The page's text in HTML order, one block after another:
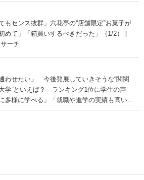
もセンス抜群」六花亭の“店舗限定”お菓子が
て」「箱買いするべきだった」（1/2） |
ーチ
わせたい」 今後発展していきそうな“関関
学”といえば？ ランキング1位に学生の声
多様に学べる」「就職や進学の実績も高い」
ーチ